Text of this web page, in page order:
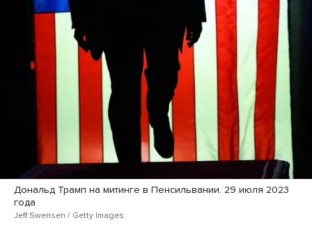
Дональд Трамп на митинге в Пенсильвании. 29 июля 2023
года
Jeff Swensen / Getty Images